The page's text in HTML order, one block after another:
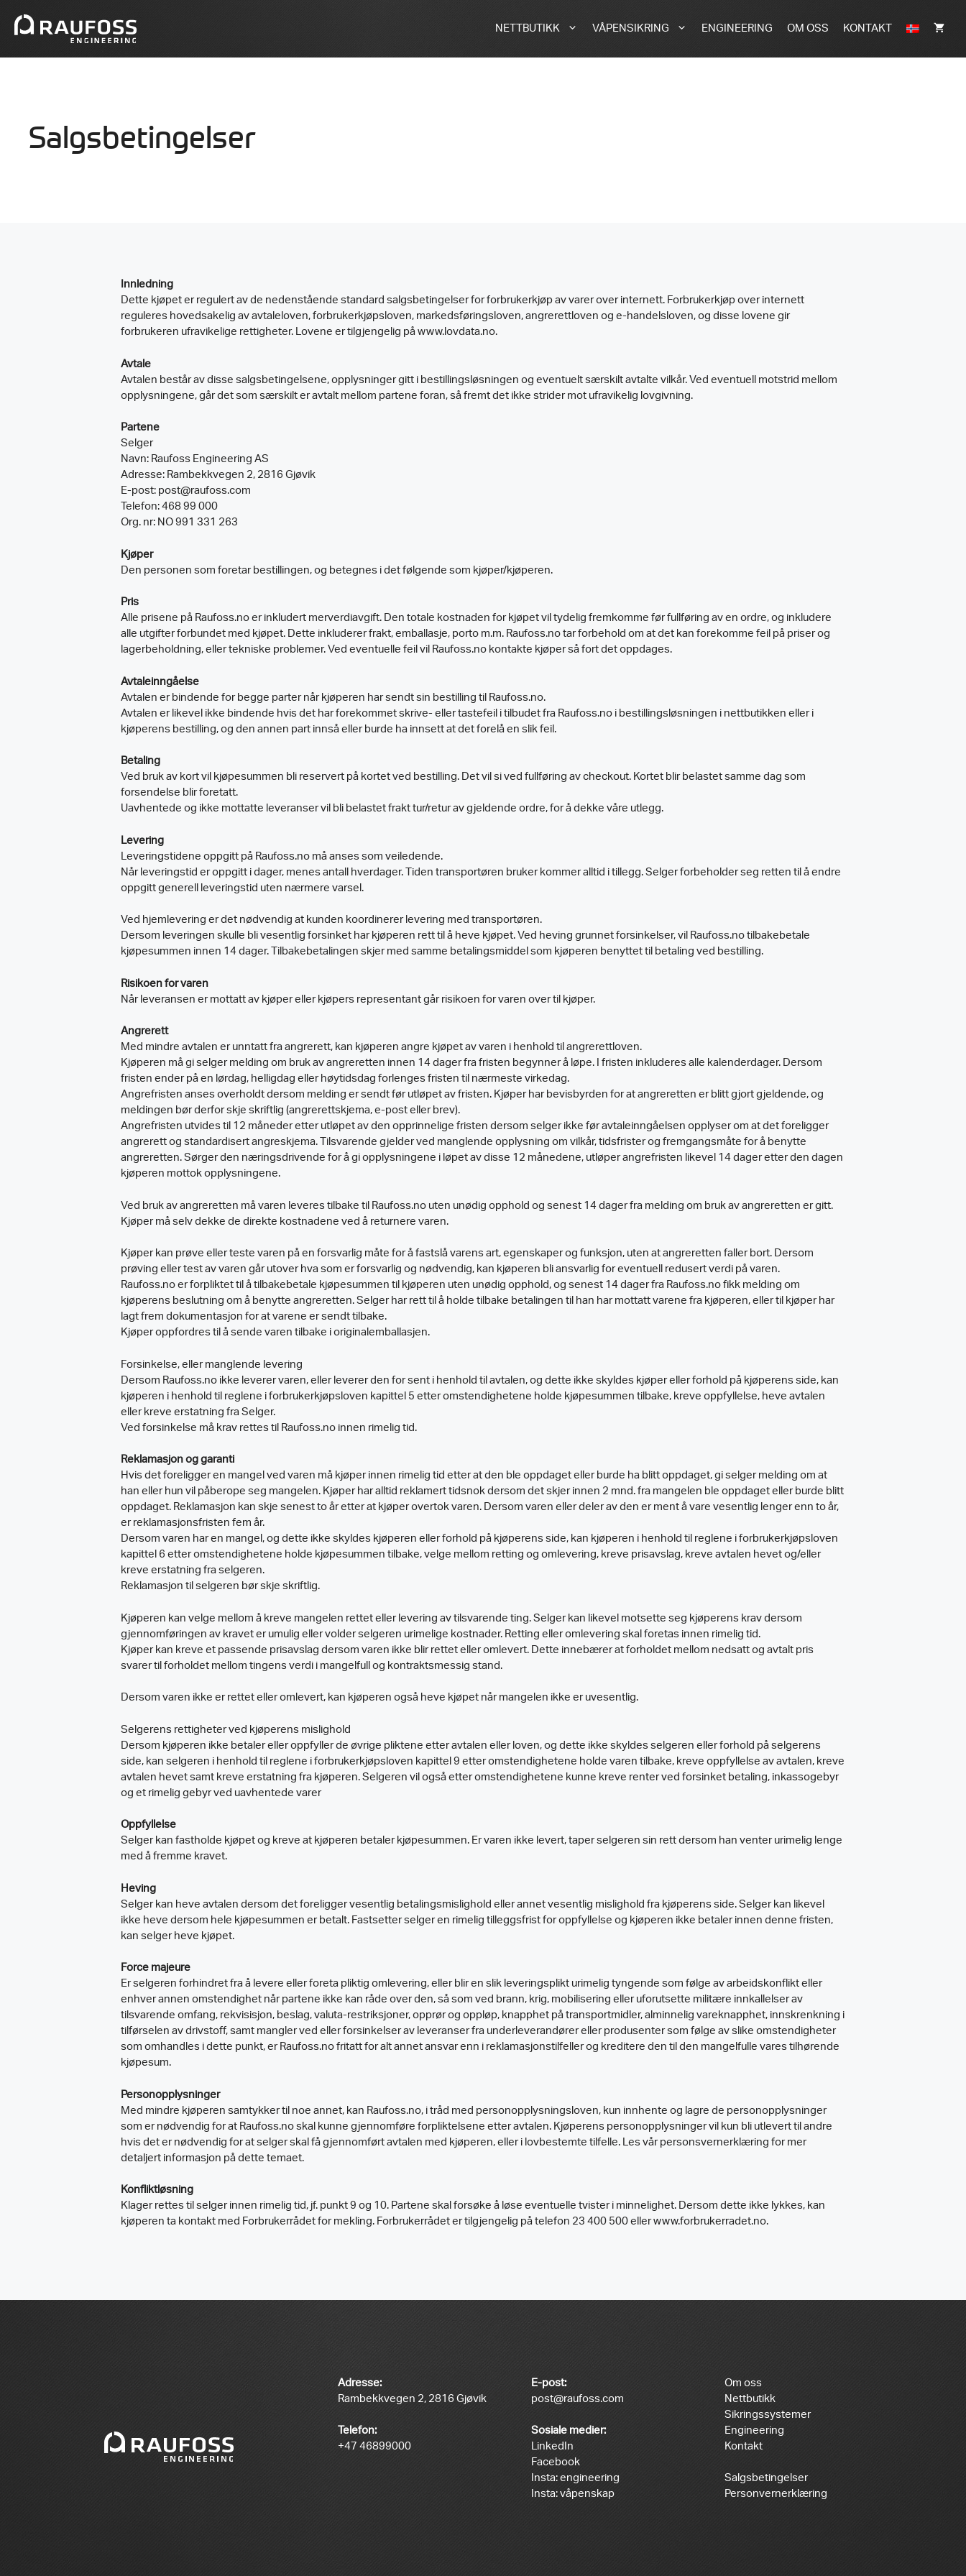
innhold
NETTBUTIKK VÅPENSIKRING ENGINEERING OM OSS KONTAKT
Salgsbetingelser
Innledning
Dette kjøpet er regulert av de nedenstående standard salgsbetingelser for forbrukerkjøp av varer over internett. Forbrukerkjøp over internett
reguleres hovedsakelig av avtaleloven, forbrukerkjøpsloven, markedsføringsloven, angrerettloven og e-handelsloven, og disse lovene gir
forbrukeren ufravikelige rettigheter. Lovene er tilgjengelig på www.lovdata.no.
Avtale
Avtalen består av disse salgsbetingelsene, opplysninger gitt i bestillingsløsningen og eventuelt særskilt avtalte vilkår. Ved eventuell motstrid mellom
opplysningene, går det som særskilt er avtalt mellom partene foran, så fremt det ikke strider mot ufravikelig lovgivning.
Partene
Selger
Navn: Raufoss Engineering AS
Adresse: Rambekkvegen 2, 2816 Gjøvik
E-post: post@raufoss.com
Telefon: 468 99 000
Org. nr: NO 991 331 263
Kjøper
Den personen som foretar bestillingen, og betegnes i det følgende som kjøper/kjøperen.
Pris
Alle prisene på Raufoss.no er inkludert merverdiavgift. Den totale kostnaden for kjøpet vil tydelig fremkomme før fullføring av en ordre, og inkludere
alle utgifter forbundet med kjøpet. Dette inkluderer frakt, emballasje, porto m.m. Raufoss.no tar forbehold om at det kan forekomme feil på priser og
lagerbeholdning, eller tekniske problemer. Ved eventuelle feil vil Raufoss.no kontakte kjøper så fort det oppdages.
Avtaleinngåelse
Avtalen er bindende for begge parter når kjøperen har sendt sin bestilling til Raufoss.no.
Avtalen er likevel ikke bindende hvis det har forekommet skrive- eller tastefeil i tilbudet fra Raufoss.no i bestillingsløsningen i nettbutikken eller i
kjøperens bestilling, og den annen part innså eller burde ha innsett at det forelå en slik feil.
Betaling
Ved bruk av kort vil kjøpesummen bli reservert på kortet ved bestilling. Det vil si ved fullføring av checkout. Kortet blir belastet samme dag som
forsendelse blir foretatt.
Uavhentede og ikke mottatte leveranser vil bli belastet frakt tur/retur av gjeldende ordre, for å dekke våre utlegg.
Levering
Leveringstidene oppgitt på Raufoss.no må anses som veiledende.
Når leveringstid er oppgitt i dager, menes antall hverdager. Tiden transportøren bruker kommer alltid i tillegg. Selger forbeholder seg retten til å endre
oppgitt generell leveringstid uten nærmere varsel.
Ved hjemlevering er det nødvendig at kunden koordinerer levering med transportøren.
Dersom leveringen skulle bli vesentlig forsinket har kjøperen rett til å heve kjøpet. Ved heving grunnet forsinkelser, vil Raufoss.no tilbakebetale
kjøpesummen innen 14 dager. Tilbakebetalingen skjer med samme betalingsmiddel som kjøperen benyttet til betaling ved bestilling.
Risikoen for varen
Når leveransen er mottatt av kjøper eller kjøpers representant går risikoen for varen over til kjøper.
Angrerett
Med mindre avtalen er unntatt fra angrerett, kan kjøperen angre kjøpet av varen i henhold til angrerettloven.
Kjøperen må gi selger melding om bruk av angreretten innen 14 dager fra fristen begynner å løpe. I fristen inkluderes alle kalenderdager. Dersom
fristen ender på en lørdag, helligdag eller høytidsdag forlenges fristen til nærmeste virkedag.
Angrefristen anses overholdt dersom melding er sendt før utløpet av fristen. Kjøper har bevisbyrden for at angreretten er blitt gjort gjeldende, og
meldingen bør derfor skje skriftlig (angrerettskjema, e-post eller brev).
Angrefristen utvides til 12 måneder etter utløpet av den opprinnelige fristen dersom selger ikke før avtaleinngåelsen opplyser om at det foreligger
angrerett og standardisert angreskjema. Tilsvarende gjelder ved manglende opplysning om vilkår, tidsfrister og fremgangsmåte for å benytte
angreretten. Sørger den næringsdrivende for å gi opplysningene i løpet av disse 12 månedene, utløper angrefristen likevel 14 dager etter den dagen
kjøperen mottok opplysningene.
Ved bruk av angreretten må varen leveres tilbake til Raufoss.no uten unødig opphold og senest 14 dager fra melding om bruk av angreretten er gitt.
Kjøper må selv dekke de direkte kostnadene ved å returnere varen.
Kjøper kan prøve eller teste varen på en forsvarlig måte for å fastslå varens art, egenskaper og funksjon, uten at angreretten faller bort. Dersom
prøving eller test av varen går utover hva som er forsvarlig og nødvendig, kan kjøperen bli ansvarlig for eventuell redusert verdi på varen.
Raufoss.no er forpliktet til å tilbakebetale kjøpesummen til kjøperen uten unødig opphold, og senest 14 dager fra Raufoss.no fikk melding om
kjøperens beslutning om å benytte angreretten. Selger har rett til å holde tilbake betalingen til han har mottatt varene fra kjøperen, eller til kjøper har
lagt frem dokumentasjon for at varene er sendt tilbake.
Kjøper oppfordres til å sende varen tilbake i originalemballasjen.
Forsinkelse, eller manglende levering
Dersom Raufoss.no ikke leverer varen, eller leverer den for sent i henhold til avtalen, og dette ikke skyldes kjøper eller forhold på kjøperens side, kan
kjøperen i henhold til reglene i forbrukerkjøpsloven kapittel 5 etter omstendighetene holde kjøpesummen tilbake, kreve oppfyllelse, heve avtalen
eller kreve erstatning fra Selger.
Ved forsinkelse må krav rettes til Raufoss.no innen rimelig tid.
Reklamasjon og garanti
Hvis det foreligger en mangel ved varen må kjøper innen rimelig tid etter at den ble oppdaget eller burde ha blitt oppdaget, gi selger melding om at
han eller hun vil påberope seg mangelen. Kjøper har alltid reklamert tidsnok dersom det skjer innen 2 mnd. fra mangelen ble oppdaget eller burde blitt
oppdaget. Reklamasjon kan skje senest to år etter at kjøper overtok varen. Dersom varen eller deler av den er ment å vare vesentlig lenger enn to år,
er reklamasjonsfristen fem år.
Dersom varen har en mangel, og dette ikke skyldes kjøperen eller forhold på kjøperens side, kan kjøperen i henhold til reglene i forbrukerkjøpsloven
kapittel 6 etter omstendighetene holde kjøpesummen tilbake, velge mellom retting og omlevering, kreve prisavslag, kreve avtalen hevet og/eller
kreve erstatning fra selgeren.
Reklamasjon til selgeren bør skje skriftlig.
Kjøperen kan velge mellom å kreve mangelen rettet eller levering av tilsvarende ting. Selger kan likevel motsette seg kjøperens krav dersom
gjennomføringen av kravet er umulig eller volder selgeren urimelige kostnader. Retting eller omlevering skal foretas innen rimelig tid.
Kjøper kan kreve et passende prisavslag dersom varen ikke blir rettet eller omlevert. Dette innebærer at forholdet mellom nedsatt og avtalt pris
svarer til forholdet mellom tingens verdi i mangelfull og kontraktsmessig stand.
Dersom varen ikke er rettet eller omlevert, kan kjøperen også heve kjøpet når mangelen ikke er uvesentlig.
Selgerens rettigheter ved kjøperens mislighold
Dersom kjøperen ikke betaler eller oppfyller de øvrige pliktene etter avtalen eller loven, og dette ikke skyldes selgeren eller forhold på selgerens
side, kan selgeren i henhold til reglene i forbrukerkjøpsloven kapittel 9 etter omstendighetene holde varen tilbake, kreve oppfyllelse av avtalen, kreve
avtalen hevet samt kreve erstatning fra kjøperen. Selgeren vil også etter omstendighetene kunne kreve renter ved forsinket betaling, inkassogebyr
og et rimelig gebyr ved uavhentede varer
Oppfyllelse
Selger kan fastholde kjøpet og kreve at kjøperen betaler kjøpesummen. Er varen ikke levert, taper selgeren sin rett dersom han venter urimelig lenge
med å fremme kravet.
Heving
Selger kan heve avtalen dersom det foreligger vesentlig betalingsmislighold eller annet vesentlig mislighold fra kjøperens side. Selger kan likevel
ikke heve dersom hele kjøpesummen er betalt. Fastsetter selger en rimelig tilleggsfrist for oppfyllelse og kjøperen ikke betaler innen denne fristen,
kan selger heve kjøpet.
Force majeure
Er selgeren forhindret fra å levere eller foreta pliktig omlevering, eller blir en slik leveringsplikt urimelig tyngende som følge av arbeidskonflikt eller
enhver annen omstendighet når partene ikke kan råde over den, så som ved brann, krig, mobilisering eller uforutsette militære innkallelser av
tilsvarende omfang, rekvisisjon, beslag, valuta-restriksjoner, opprør og oppløp, knapphet på transportmidler, alminnelig vareknapphet, innskrenkning i
tilførselen av drivstoff, samt mangler ved eller forsinkelser av leveranser fra underleverandører eller produsenter som følge av slike omstendigheter
som omhandles i dette punkt, er Raufoss.no fritatt for alt annet ansvar enn i reklamasjonstilfeller og kreditere den til den mangelfulle vares tilhørende
kjøpesum.
Personopplysninger
Med mindre kjøperen samtykker til noe annet, kan Raufoss.no, i tråd med personopplysningsloven, kun innhente og lagre de personopplysninger
som er nødvendig for at Raufoss.no skal kunne gjennomføre forpliktelsene etter avtalen. Kjøperens personopplysninger vil kun bli utlevert til andre
hvis det er nødvendig for at selger skal få gjennomført avtalen med kjøperen, eller i lovbestemte tilfelle. Les vår personsvernerklæring for mer
detaljert informasjon på dette temaet.
Konfliktløsning
Klager rettes til selger innen rimelig tid, jf. punkt 9 og 10. Partene skal forsøke å løse eventuelle tvister i minnelighet. Dersom dette ikke lykkes, kan
kjøperen ta kontakt med Forbrukerrådet for mekling. Forbrukerrådet er tilgjengelig på telefon 23 400 500 eller www.forbrukerradet.no.
Adresse:
Rambekkvegen 2, 2816 Gjøvik
Telefon:
+47 46899000
E-post:
post@raufoss.com
Sosiale medier:
LinkedIn
Facebook
Insta: engineering
Insta: våpenskap
Om oss
Nettbutikk
Sikringssystemer
Engineering
Kontakt
Salgsbetingelser
Personvernerklæring